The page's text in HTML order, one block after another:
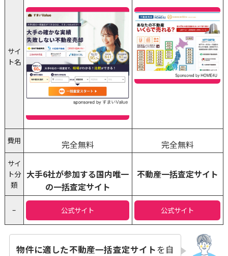
サイ
ト名
費用 完全無料 完全無料
サイ
ト分
類
大手6社が参加する国内唯一
の一括査定サイト
不動産一括査定サイト
– 公式サイト 公式サイト
物件に適した不動産一括査定サイトを自